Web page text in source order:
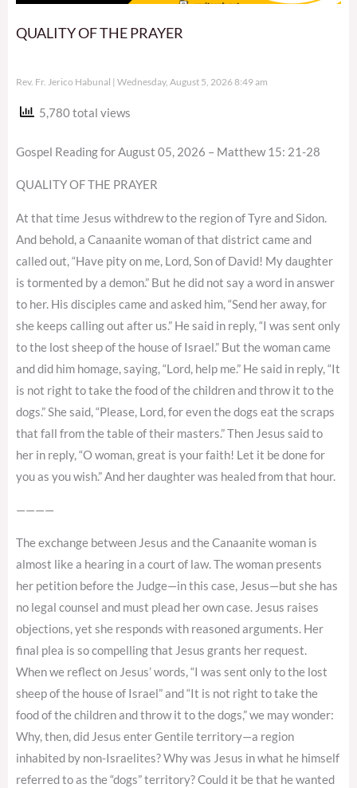
QUALITY OF THE PRAYER
Rev. Fr. Jerico Habunal Wednesday, August 5, 2026 8:49 am
5,780 total views
Gospel Reading for August 05, 2026 – Matthew 15: 21-28
QUALITY OF THE PRAYER
At that time Jesus withdrew to the region of Tyre and Sidon.
And behold, a Canaanite woman of that district came and
called out, “Have pity on me, Lord, Son of David! My daughter
is tormented by a demon.” But he did not say a word in answer
to her. His disciples came and asked him, “Send her away, for
she keeps calling out after us.” He said in reply, “I was sent only
to the lost sheep of the house of Israel.” But the woman came
and did him homage, saying, “Lord, help me.” He said in reply, “It
is not right to take the food of the children and throw it to the
dogs.” She said, “Please, Lord, for even the dogs eat the scraps
that fall from the table of their masters.” Then Jesus said to
her in reply, “O woman, great is your faith! Let it be done for
you as you wish.” And her daughter was healed from that hour.
————
The exchange between Jesus and the Canaanite woman is
almost like a hearing in a court of law. The woman presents
her petition before the Judge—in this case, Jesus—but she has
no legal counsel and must plead her own case. Jesus raises
objections, yet she responds with reasoned arguments. Her
final plea is so compelling that Jesus grants her request.
When we reflect on Jesus’ words, “I was sent only to the lost
sheep of the house of Israel” and “It is not right to take the
food of the children and throw it to the dogs,” we may wonder:
Why, then, did Jesus enter Gentile territory—a region
inhabited by non-Israelites? Why was Jesus in what he himself
referred to as the “dogs” territory? Could it be that he wanted